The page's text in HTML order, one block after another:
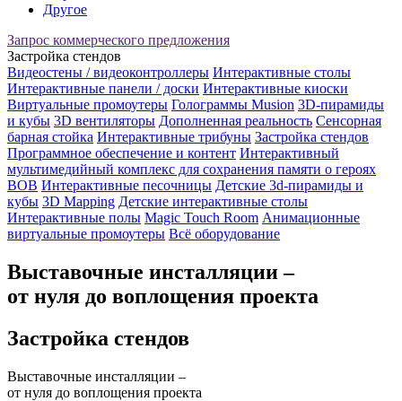
Другое
Запрос коммерческого предложения
Застройка стендов
Видеостены / видеоконтроллеры Интерактивные столы
Интерактивные панели / доски Интерактивные киоски
Виртуальные промоутеры Голограммы Musion 3D-пирамиды
и кубы 3D вентиляторы Дополненная реальность Сенсорная
барная стойка Интерактивные трибуны Застройка стендов
Программное обеспечение и контент Интерактивный
мультимедийный комплекс для сохранения памяти о героях
ВОВ Интерактивные песочницы Детские 3d-пирамиды и
кубы 3D Mapping Детские интерактивные столы
Интерактивные полы Magic Touch Room Анимационные
виртуальные промоутеры Всё оборудование
Выставочные инсталляции –
от нуля до воплощения проекта
Застройка стендов
Выставочные инсталляции –
от нуля до воплощения проекта